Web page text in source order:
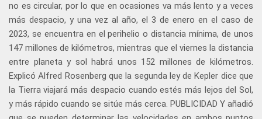
no es circular, por lo que en ocasiones va más lento y a veces
más despacio, y una vez al año, el 3 de enero en el caso de
2023, se encuentra en el perihelio o distancia mínima, de unos
147 millones de kilómetros, mientras que el viernes la distancia
entre planeta y sol habrá unos 152 millones de kilómetros.
Explicó Alfred Rosenberg que la segunda ley de Kepler dice que
la Tierra viajará más despacio cuando estés más lejos del Sol,
y más rápido cuando se sitúe más cerca. PUBLICIDAD Y añadió